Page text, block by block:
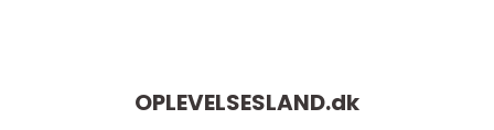
OPLEVELSESLAND.dk